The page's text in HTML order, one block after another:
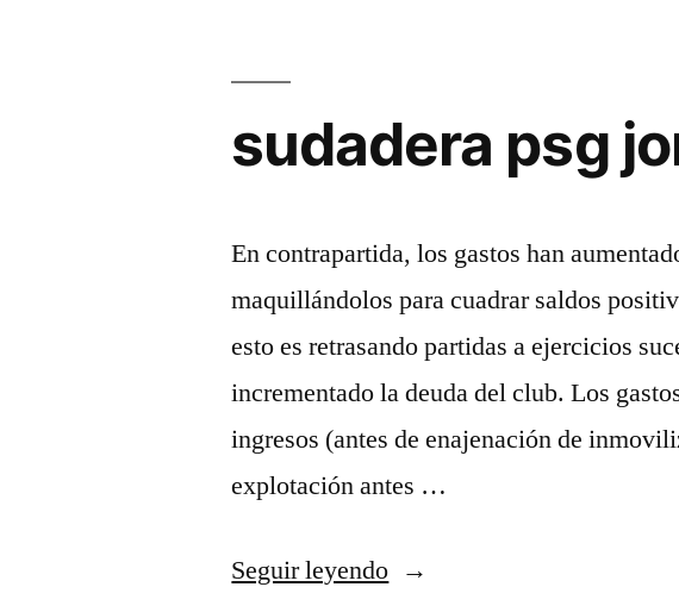
sudadera psg
En contrapartida, los gastos han
maquillándolos para cuadrar saldos
esto es retrasando partidas a ejercicios
incrementado la deuda del club. Los
ingresos (antes de enajenación de
explotación antes …
Seguir leyendo«sudadera